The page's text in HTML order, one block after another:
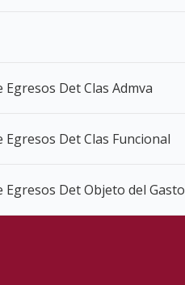
Det Clas Admva
Det Clas Funcional
Egresos Det Objeto del Gasto